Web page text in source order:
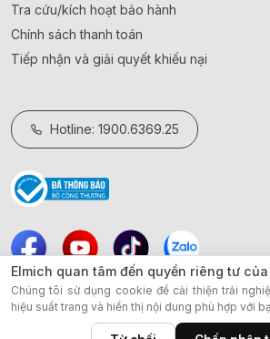
Tra cứu/kích hoạt bảo hành
Chính sách thanh toán
Tiếp nhận và giải quyết khiếu nại
Hotline: 1900.6369.25
Elmich quan tâm đến quyền riêng tư của
Chúng tôi sử dụng cookie để cải thiện trải
hiệu suất trang và hiển thị nội dung phù hợp với